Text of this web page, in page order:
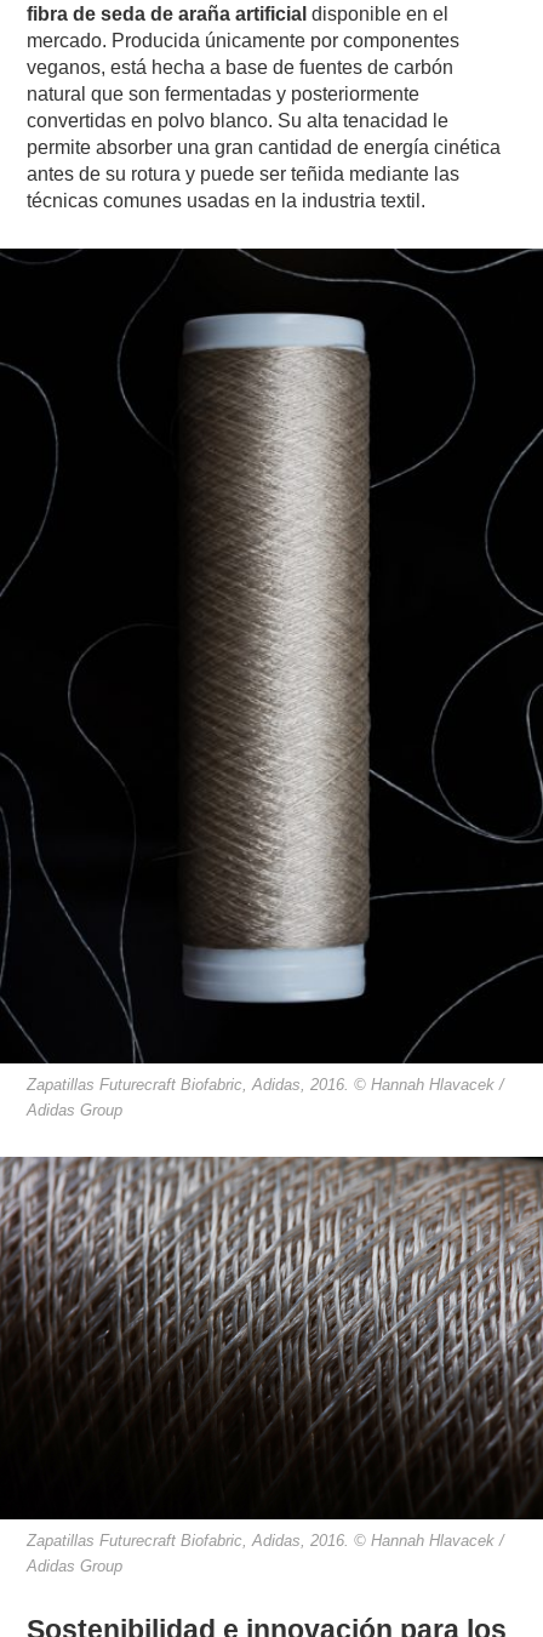
fibra de seda de araña artificial disponible en el
mercado. Producida únicamente por componentes
veganos, está hecha a base de fuentes de carbón
natural que son fermentadas y posteriormente
convertidas en polvo blanco. Su alta tenacidad le
permite absorber una gran cantidad de energía cinética
antes de su rotura y puede ser teñida mediante las
técnicas comunes usadas en la industria textil.
Zapatillas Futurecraft Biofabric, Adidas, 2016. © Hannah Hlavacek /
Adidas Group
Zapatillas Futurecraft Biofabric, Adidas, 2016. © Hannah Hlavacek /
Adidas Group
Sostenibilidad e innovación para los